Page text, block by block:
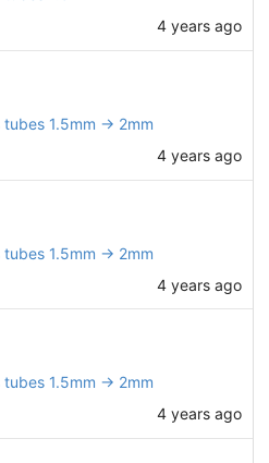
4 years ago
1.5mm -> 2mm
4 years ago
1.5mm -> 2mm
4 years ago
1.5mm -> 2mm
4 years ago